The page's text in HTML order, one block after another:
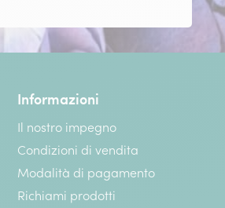
Informazioni
Il nostro impegno
Condizioni di vendita
Modalità di pagamento
Richiami prodotti